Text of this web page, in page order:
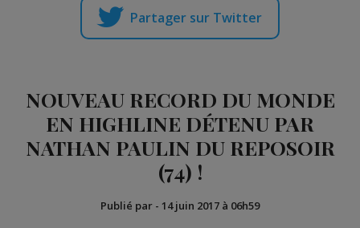
Partager sur Twitter
NOUVEAU RECORD DU MONDE
EN HIGHLINE DÉTENU PAR
NATHAN PAULIN DU REPOSOIR
(74) !
Publié par - 14 juin 2017 à 06h59